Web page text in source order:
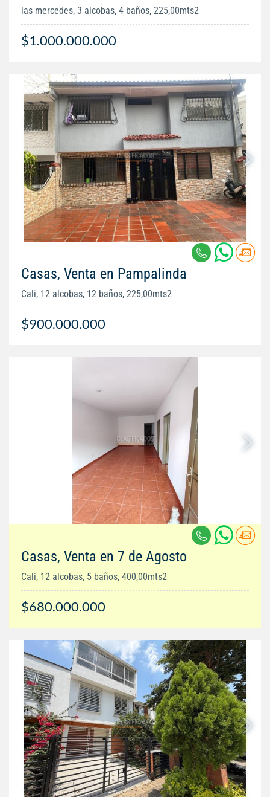
las mercedes, 3 alcobas, 4 baños, 225,00mts2
$1.000.000.000
Casas, Venta en Pampalinda
Cali, 12 alcobas, 12 baños, 225,00mts2
$900.000.000
Casas, Venta en 7 de Agosto
Cali, 12 alcobas, 5 baños, 400,00mts2
$680.000.000